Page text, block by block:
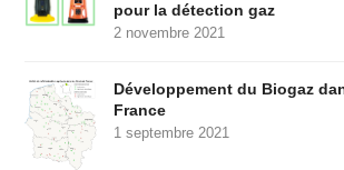
pour la détection gaz
2 novembre 2021
Développement du Biogaz
France
1 septembre 2021